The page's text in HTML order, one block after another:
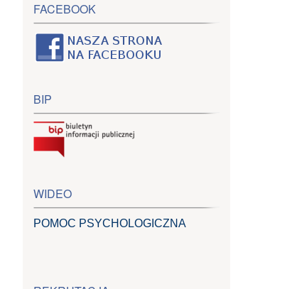
FACEBOOK
BIP
WIDEO
POMOC PSYCHOLOGICZNA